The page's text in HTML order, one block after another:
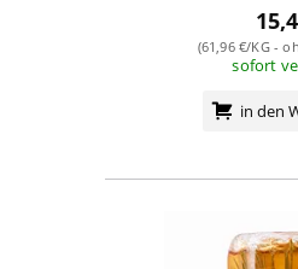
(61,96 €/KG -
sofort
in den